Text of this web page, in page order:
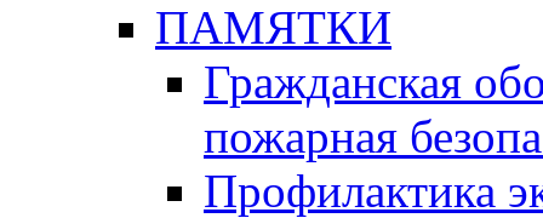
ПАМЯТКИ
Гражданская
пожарная
Профилактика